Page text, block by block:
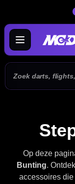
Op deze
Bunting. Ontdek
accessoires